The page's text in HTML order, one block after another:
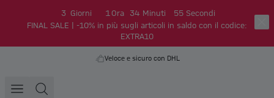
3 Giorni 1 Ora 34 Minuti 54 Secondi
FINAL SALE | -10% in più sugli articoli in saldo con il codice:
EXTRA10
Veloce e sicuro con DHL